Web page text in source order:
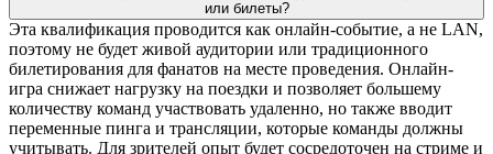
или билеты?
Эта квалификация проводится как онлайн-событие, а не LAN,
поэтому не будет живой аудитории или традиционного
билетирования для фанатов на месте проведения. Онлайн-
игра снижает нагрузку на поездки и позволяет большему
количеству команд участвовать удаленно, но также вводит
переменные пинга и трансляции, которые команды должны
учитывать. Для зрителей опыт будет сосредоточен на стриме и